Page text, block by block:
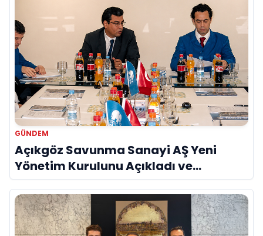
GÜNDEM
Açıkgöz Savunma Sanayi AŞ Yeni
Yönetim Kurulunu Açıkladı ve
Savunma Sanayinde Küresel Vizyon
Vurgusu